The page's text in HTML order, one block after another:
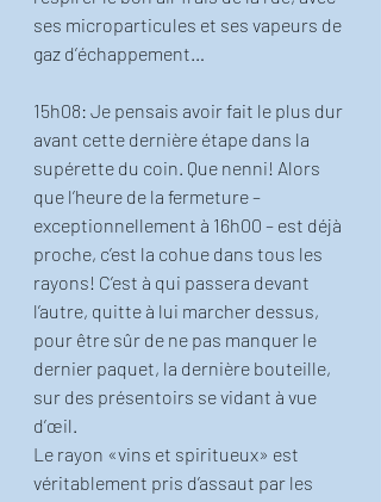
ses microparticules et ses vapeurs de
gaz d’échappement…
15h08: Je pensais avoir fait le plus dur
avant cette dernière étape dans la
supérette du coin. Que nenni! Alors
que l’heure de la fermeture –
exceptionnellement à 16h00 – est déjà
proche, c’est la cohue dans tous les
rayons! C’est à qui passera devant
l’autre, quitte à lui marcher dessus,
pour être sûr de ne pas manquer le
dernier paquet, la dernière bouteille,
sur des présentoirs se vidant à vue
d’œil.
Le rayon «vins et spiritueux» est
véritablement pris d’assaut par les